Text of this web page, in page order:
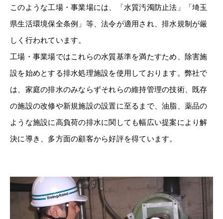
このような工場・事業場には、「水質汚濁防止法」「埼玉
県生活環境保全条例」等、法令が適用され、排水規制が厳
しく行われています。
工場・事業場ではこれらの水質基準を満たすため、除害施
設を始めとする排水処理施設を使用しております。弊社で
は、家庭の排水のみならずそれらの維持管理の技術、既存
の施設の改修や新規施設の設置に至るまで、油脂、薬品の
ような施設に高負荷の排水に関しても幅広い提案により解
決に導き、多方面の顧客から好評を得ています。